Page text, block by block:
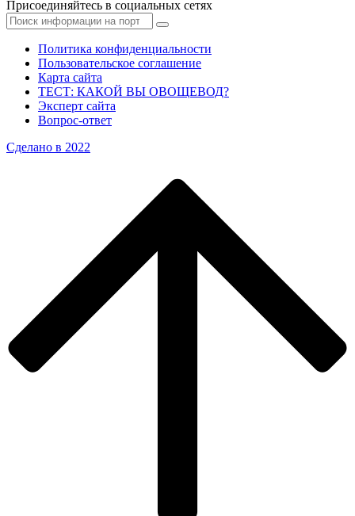
Присоединяйтесь в социальных сетях
Политика конфиденциальности
Пользовательское соглашение
Карта сайта
ТЕСТ: КАКОЙ ВЫ ОВОЩЕВОД?
Эксперт сайта
Вопрос-ответ
Сделано в 2022